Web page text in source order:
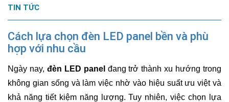
TIN TỨC
Cách lựa chọn đèn LED panel bền và phù
hợp với nhu cầu
Ngày nay, đèn LED panel đang trở thành xu hướng trong
không gian sống và làm việc nhờ vào hiệu suất ưu việt và
khả năng tiết kiệm năng lượng. Tuy nhiên, việc chọn lựa